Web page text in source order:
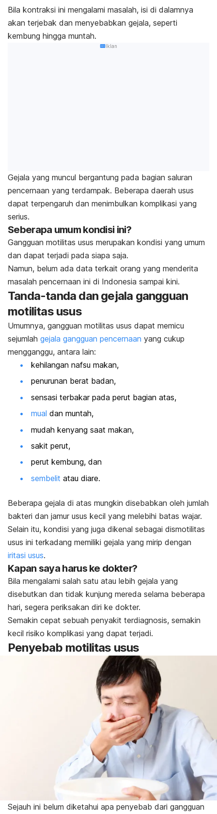
Bila kontraksi ini mengalami masalah, isi di dalamnya
akan terjebak dan menyebabkan gejala, seperti
kembung hingga muntah.
Iklan
Gejala yang muncul bergantung pada bagian saluran
pencernaan yang terdampak. Beberapa daerah usus
dapat terpengaruh dan menimbulkan komplikasi yang
serius.
Seberapa umum kondisi ini?
Gangguan motilitas usus merupakan kondisi yang umum
dan dapat terjadi pada siapa saja.
Namun, belum ada data terkait orang yang menderita
masalah pencernaan ini di Indonesia sampai kini.
Tanda-tanda dan gejala gangguan
motilitas usus
Umumnya, gangguan motilitas usus dapat memicu
sejumlah gejala gangguan pencernaan yang cukup
mengganggu, antara lain:
kehilangan nafsu makan,
penurunan berat badan,
sensasi terbakar pada perut bagian atas,
mual dan muntah,
mudah kenyang saat makan,
sakit perut,
perut kembung, dan
sembelit atau diare.
Beberapa gejala di atas mungkin disebabkan oleh jumlah
bakteri dan jamur usus kecil yang melebihi batas wajar.
Selain itu, kondisi yang juga dikenal sebagai dismotilitas
usus ini terkadang memiliki gejala yang mirip dengan
iritasi usus.
Kapan saya harus ke dokter?
Bila mengalami salah satu atau lebih gejala yang
disebutkan dan tidak kunjung mereda selama beberapa
hari, segera periksakan diri ke dokter.
Semakin cepat sebuah penyakit terdiagnosis, semakin
kecil risiko komplikasi yang dapat terjadi.
Penyebab motilitas usus
Sejauh ini belum diketahui apa penyebab dari gangguan